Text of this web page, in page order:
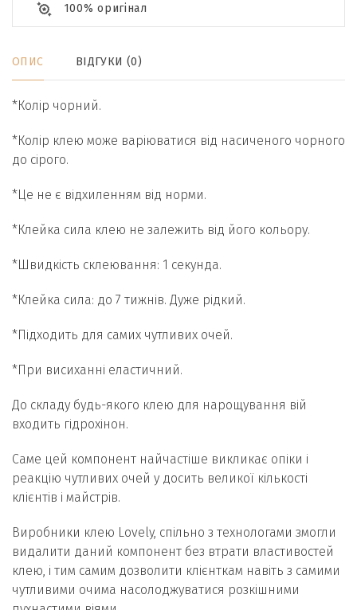
100% оригінал
ОПИС ВІДГУКИ (0)
*Колір чорний.
*Колір клею може варіюватися від насиченого чорного
до сірого.
*Це не є відхиленням від норми.
*Клейка сила клею не залежить від його кольору.
*Швидкість склеювання: 1 секунда.
*Клейка сила: до 7 тижнів. Дуже рідкий.
*Підходить для самих чутливих очей.
*При висиханні еластичний.
До складу будь-якого клею для нарощування вій
входить гідрохінон.
Саме цей компонент найчастіше викликає опіки і
реакцію чутливих очей у досить великої кількості
клієнтів і майстрів.
Виробники клею Lovely, спільно з технологами змогли
видалити даний компонент без втрати властивостей
клею, і тим самим дозволити клієнткам навіть з самими
чутливими очима насолоджуватися розкішними